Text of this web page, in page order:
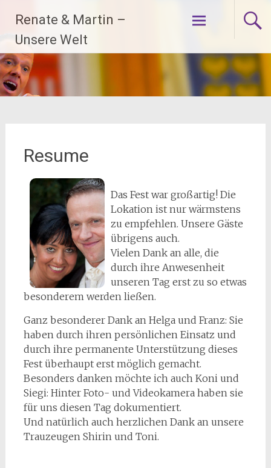
Inhalt
springen
Renate & Martin –
Unsere Welt
Resume
Das Fest war großartig! Die
Lokation ist nur wärmstens
zu empfehlen. Unsere Gäste
übrigens auch.
Vielen Dank an alle, die
durch ihre Anwesenheit
unseren Tag erst zu so etwas
besonderem werden ließen.
Ganz besonderer Dank an Helga und Franz: Sie
haben durch ihren persönlichen Einsatz und
durch ihre permanente Unterstützung dieses
Fest überhaupt erst möglich gemacht.
Besonders danken möchte ich auch Koni und
Siegi: Hinter Foto- und Videokamera haben sie
für uns diesen Tag dokumentiert.
Und natürlich auch herzlichen Dank an unsere
Trauzeugen Shirin und Toni.